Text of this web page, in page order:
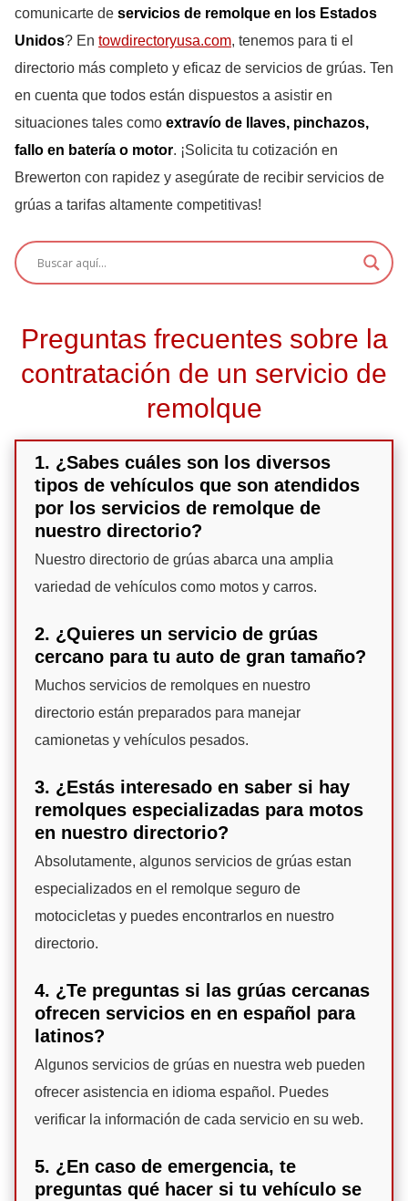
comunicarte de servicios de remolque en los Estados
Unidos? En towdirectoryusa.com, tenemos para ti el
directorio más completo y eficaz de servicios de grúas. Ten
en cuenta que todos están dispuestos a asistir en
situaciones tales como extravío de llaves, pinchazos,
fallo en batería o motor. ¡Solicita tu cotización en
Brewerton con rapidez y asegúrate de recibir servicios de
grúas a tarifas altamente competitivas!
Preguntas frecuentes sobre la
contratación de un servicio de
remolque
1. ¿Sabes cuáles son los diversos
tipos de vehículos que son atendidos
por los servicios de remolque de
nuestro directorio?
Nuestro directorio de grúas abarca una amplia
variedad de vehículos como motos y carros.
2. ¿Quieres un servicio de grúas
cercano para tu auto de gran tamaño?
Muchos servicios de remolques en nuestro
directorio están preparados para manejar
camionetas y vehículos pesados.
3. ¿Estás interesado en saber si hay
remolques especializadas para motos
en nuestro directorio?
Absolutamente, algunos servicios de grúas estan
especializados en el remolque seguro de
motocicletas y puedes encontrarlos en nuestro
directorio.
4. ¿Te preguntas si las grúas cercanas
ofrecen servicios en en español para
latinos?
Algunos servicios de grúas en nuestra web pueden
ofrecer asistencia en idioma español. Puedes
verificar la información de cada servicio en su web.
5. ¿En caso de emergencia, te
preguntas qué hacer si tu vehículo se